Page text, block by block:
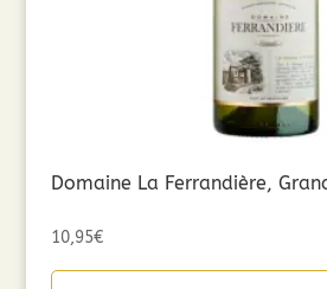
Domaine La Ferrandière,
10,95€